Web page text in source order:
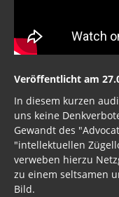
Veröffentlicht am
In diesem kurzen
uns keine
Gewandt des
"intellektuellen
verweben hierzu
zu einem seltsamen
Bild.